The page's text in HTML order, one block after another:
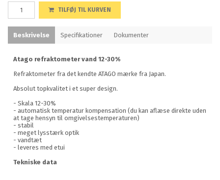
TILFØJ TIL KURVEN
Beskrivelse Specifikationer Dokumenter
Atago refraktometer vand 12-30%
Refraktometer fra det kendte ATAGO mærke fra Japan.
Absolut topkvalitet i et super design.
- Skala 12-30%
- automatisk temperatur kompensation (du kan aflæse direkte uden
at tage hensyn til omgivelsestemperaturen)
- stabil
- meget lysstærk optik
- vandtæt
- leveres med etui
Tekniske data